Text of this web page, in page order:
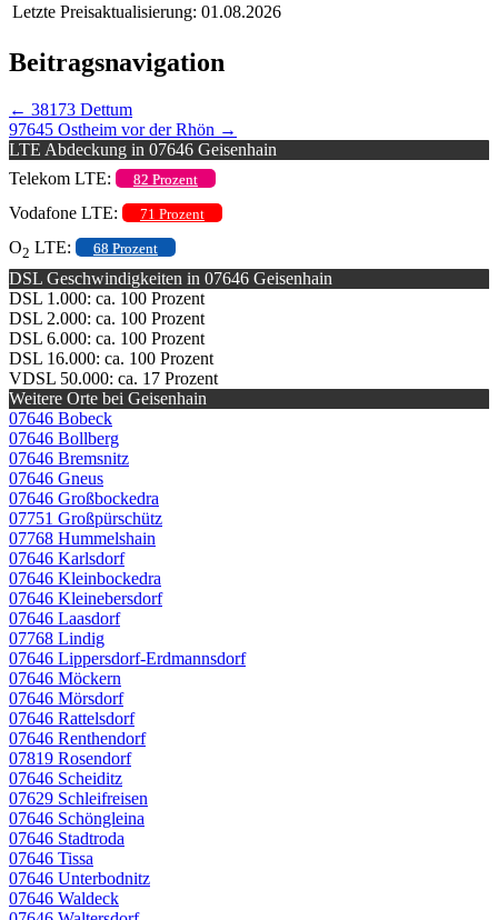
Letzte Preisaktualisierung: 01.08.2026
Beitragsnavigation
← 38173 Dettum
97645 Ostheim vor der Rhön →
LTE Abdeckung in 07646 Geisenhain
Telekom LTE:
82 Prozent
Vodafone LTE: 71 Prozent
O2 LTE: 68 Prozent
DSL Geschwindigkeiten in 07646 Geisenhain
DSL 1.000: ca. 100 Prozent
DSL 2.000: ca. 100 Prozent
DSL 6.000: ca. 100 Prozent
DSL 16.000: ca. 100 Prozent
VDSL 50.000: ca. 17 Prozent
Weitere Orte bei Geisenhain
07646 Bobeck
07646 Bollberg
07646 Bremsnitz
07646 Gneus
07646 Großbockedra
07751 Großpürschütz
07768 Hummelshain
07646 Karlsdorf
07646 Kleinbockedra
07646 Kleinebersdorf
07646 Laasdorf
07768 Lindig
07646 Lippersdorf-Erdmannsdorf
07646 Möckern
07646 Mörsdorf
07646 Rattelsdorf
07646 Renthendorf
07819 Rosendorf
07646 Scheiditz
07629 Schleifreisen
07646 Schöngleina
07646 Stadtroda
07646 Tissa
07646 Unterbodnitz
07646 Waldeck